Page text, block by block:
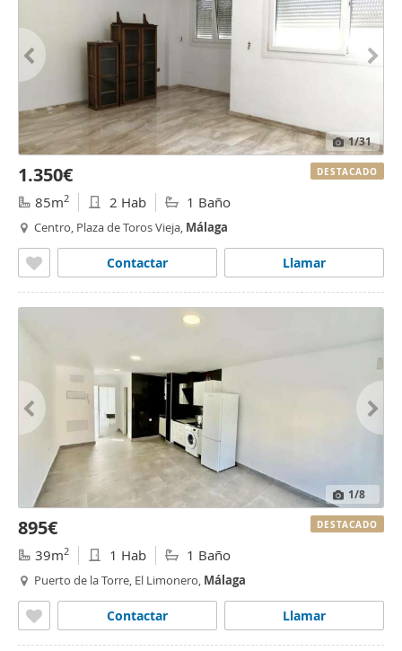
1/31
1.350€
85m2 2 Hab 1 Baño
Centro, Plaza de Toros Vieja, Málaga
Llamar
Contactar
DESTACADO
1/8
895€
39m2 1 Hab 1 Baño
Puerto de la Torre, El Limonero, Málaga
Llamar
Contactar
DESTACADO